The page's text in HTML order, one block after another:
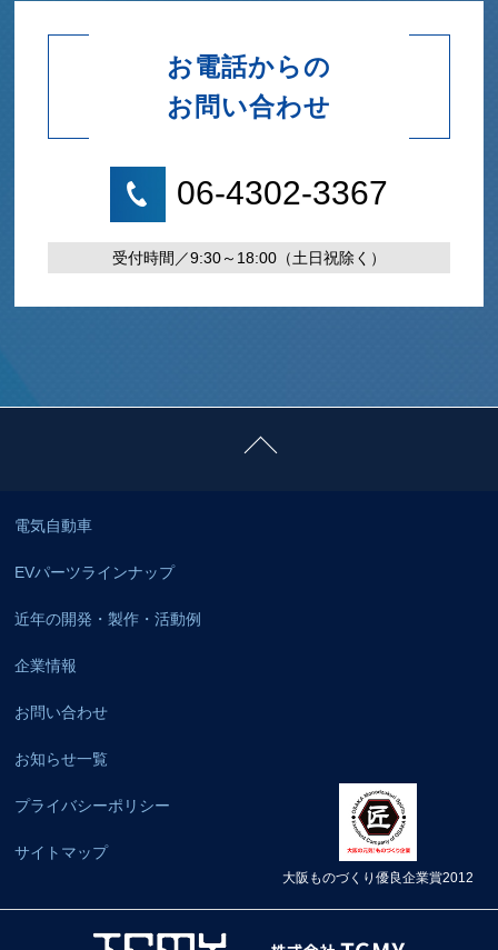
お電話からの
お問い合わせ
06-4302-3367
受付時間／9:30～18:00（土日祝除く）
電気自動車
EVパーツラインナップ
近年の開発・製作・活動例
企業情報
お問い合わせ
お知らせ一覧
プライバシーポリシー
サイトマップ
大阪ものづくり優良企業賞2012